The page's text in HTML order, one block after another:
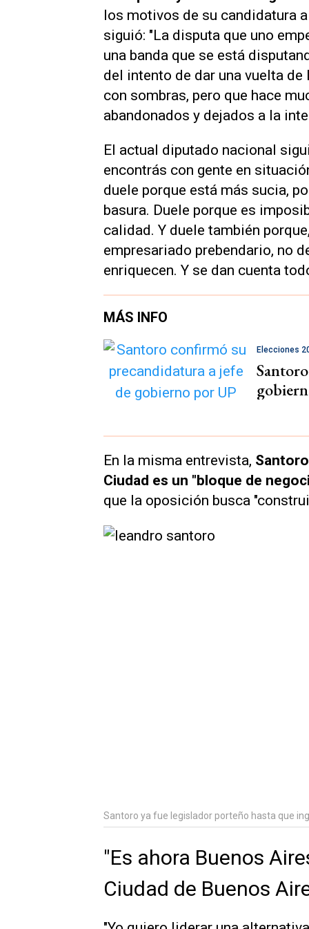
los motivos de su candidatura
siguió: "La disputa que uno
una banda que se está
del intento de dar una vuelta
con sombras, pero que hace
abandonados y dejados a la
El actual diputado nacional
encontrás con gente en
duele porque está más sucia,
basura. Duele porque es
calidad. Y duele también
empresariado prebendario, no
enriquecen. Y se dan cuenta
MÁS INFO
Elecciones
En la misma entrevista,
Ciudad es un "bloque de
que la oposición busca
Santoro ya fue legislador porteño hasta que
"Es ahora Buenos
Ciudad de Buenos